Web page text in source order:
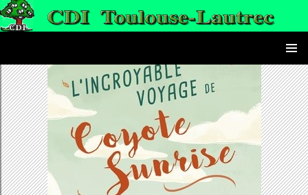
MENU
ALLER AU CONTENU